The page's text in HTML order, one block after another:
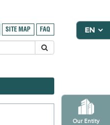
Our Entity
SITE MAP FAQ